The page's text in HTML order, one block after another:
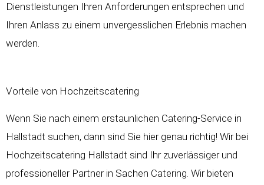
Dienstleistungen Ihren Anforderungen entsprechen und
Ihren Anlass zu einem unvergesslichen Erlebnis machen
werden.
Vorteile von Hochzeitscatering
Wenn Sie nach einem erstaunlichen Catering-Service in
Hallstadt suchen, dann sind Sie hier genau richtig! Wir bei
Hochzeitscatering Hallstadt sind Ihr zuverlässiger und
professioneller Partner in Sachen Catering. Wir bieten